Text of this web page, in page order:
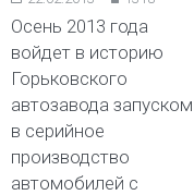
Осень 2013 года
войдет в историю
Горьковского
автозавода запуском
в серийное
производство
автомобилей с